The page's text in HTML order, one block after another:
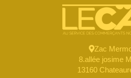
Zac
8.allée josime
13160